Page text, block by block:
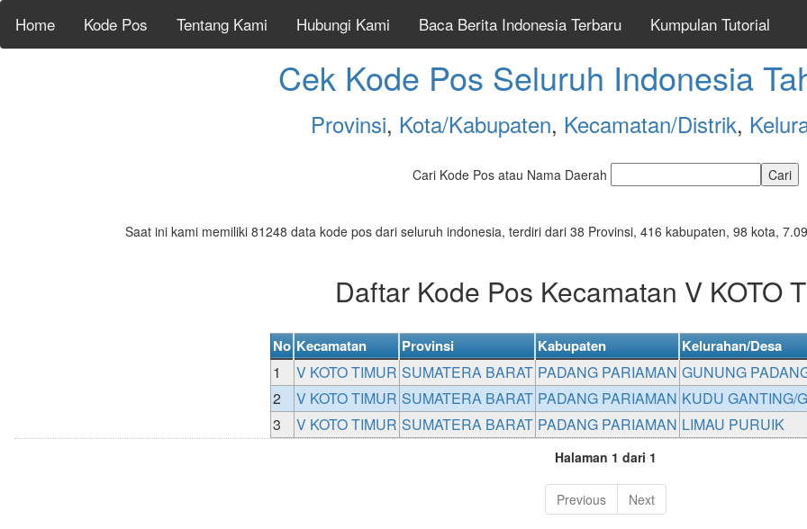
Home Kode Pos Tentang Kami Hubungi Kami Baca Berita Indonesia Terbaru Kumpulan Tutorial
Cek Kode Pos Seluruh Indonesia
Provinsi, Kota/Kabupaten, Kecamatan/Distrik,
Cari Kode Pos atau Nama Daerah
Saat ini kami memiliki 81248 data kode pos dari seluruh indonesia, terdiri dari 38 Provinsi, 416 kabupaten, 98 kota,
Daftar Kode Pos Kecamatan V KOTO
No Kecamatan Provinsi Kabupaten Kelurahan/Desa
1 V KOTO TIMUR SUMATERA BARAT PADANG PARIAMAN GUNUNG
2
V KOTO TIMUR SUMATERA BARAT PADANG PARIAMAN KUDU GANTING/
3
V KOTO TIMUR SUMATERA BARAT PADANG PARIAMAN LIMAU PURUIK
Halaman 1 dari 1
Previous Next